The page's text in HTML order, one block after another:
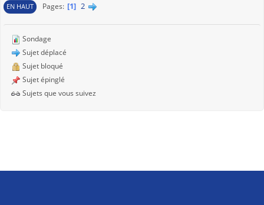
EN HAUT Pages 1 2
Sondage
Sujet déplacé
Sujet bloqué
Sujet épinglé
Sujets que vous suivez